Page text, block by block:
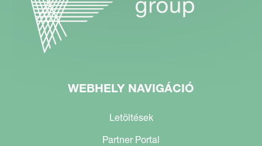
WEBHELY NAVIGÁCIÓ
Letöltések
Partner Portal